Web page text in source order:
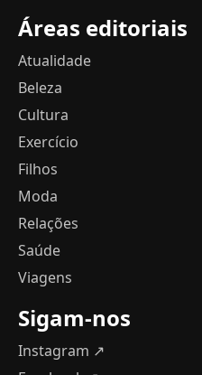
Áreas editoriais
Atualidade
Beleza
Cultura
Exercício
Filhos
Moda
Relações
Saúde
Viagens
Sigam-nos
Instagram ↗